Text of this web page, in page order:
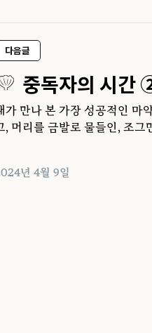
다음글
중독자의 시간
가 만나 본 가장 성공적인 마
, 머리를 금발로 물들인, 조그
년 4월 9일